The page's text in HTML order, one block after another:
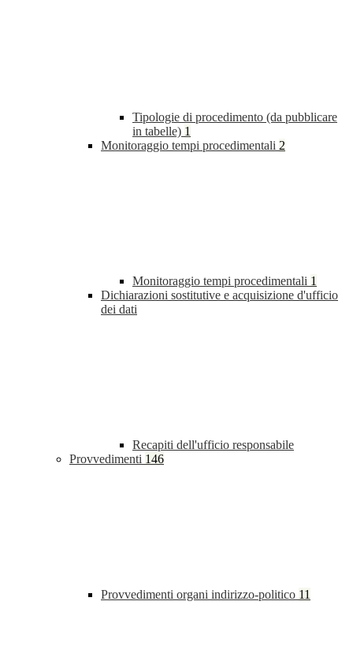
Tipologie di procedimento (da pubblicare
in tabelle) 1
Monitoraggio tempi procedimentali 2
Monitoraggio tempi procedimentali 1
Dichiarazioni sostitutive e acquisizione d'ufficio
dei dati
Recapiti dell'ufficio responsabile
Provvedimenti 146
Provvedimenti organi indirizzo-politico 11